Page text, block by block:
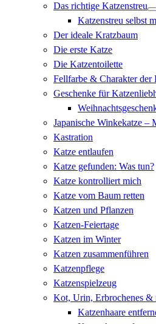
Das richtige Katzenstreu
Katzenstreu selbst
Der ideale Kratzbaum
Die erste Katze
Die Katzentoilette
Fellfarbe & Charakter der
Geschenke für
Japanische Winkekatze –
Kastration
Katze entlaufen
Katze gefunden: Was tun?
Katze kontrolliert mich
Katze vom Baum retten
Katzen und Pflanzen
Katzen-Feiertage
Katzen im Winter
Katzen zusammenführen
Katzenpflege
Katzenspielzeug
Kot, Urin, Erbrochenes &
Katzenhaare